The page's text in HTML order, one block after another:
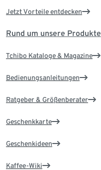
Jetzt Vorteile entdecken
Rund um unsere Produkte
Tchibo Kataloge & Magazine
Bedienungsanleitungen
Ratgeber & Größenberater
Geschenkkarte
Geschenkideen
Kaffee-Wiki